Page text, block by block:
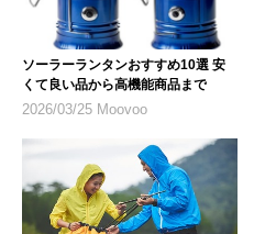
ソーラーランタンおすすめ10選 安
くて良い品から高機能商品まで
2026/03/25 Moovoo